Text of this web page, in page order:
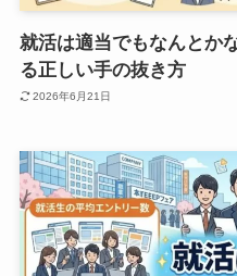
就活は適当でもなんとか
る正しい手の抜き方
2026年6月21日